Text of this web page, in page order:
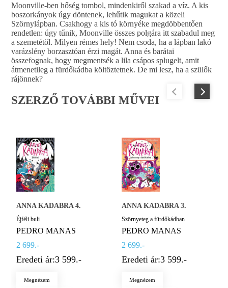
Moonville-ben hőség tombol, mindenkiről szakad a víz. A kis
boszorkányok úgy döntenek, lehűtik magukat a közeli
Szörnylápban. Csakhogy a kis tó környéke megdöbbentően
rendetlen: úgy tűnik, Moonville összes polgára itt szabadul meg
a szemetétől. Milyen rémes hely! Nem csoda, ha a lápban lakó
varázslény borzasztóan érzi magát. Anna és barátai
összefognak, hogy megmentsék a lila csápos splugelt, amit
átmenetileg a fürdőkádba költöztetnek. De mi lesz, ha a szülők
rájönnek?
SZERZŐ TOVÁBBI MŰVEI
ANNA KADABRA 4.
Éjféli buli
PEDRO MANAS
2 699.-
Eredeti ár:3 599.-
Megnézem
ANNA KADABRA 3.
Szörnyeteg a fürdőkádban
PEDRO MANAS
2 699.-
Eredeti ár:3 599.-
Megnézem